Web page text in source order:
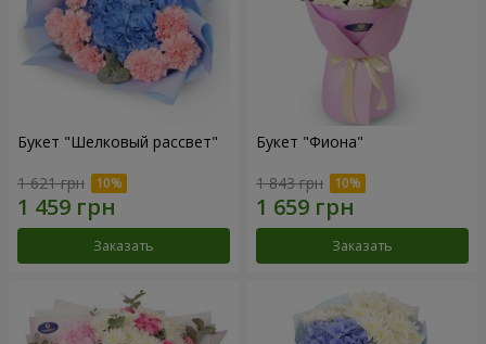
Букет "Шелковый рассвет"
1 621 грн
Заказать
Букет "Фиона"
1 843 грн
Заказать